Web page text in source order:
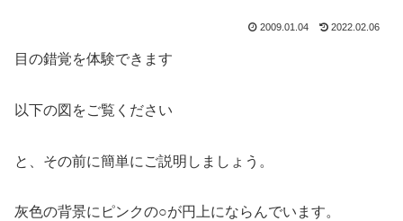
2009.01.04 2022.02.06
目の錯覚を体験できます
以下の図をご覧ください
と、その前に簡単にご説明しましょう。
灰色の背景にピンクの○が円上にならんでいます。